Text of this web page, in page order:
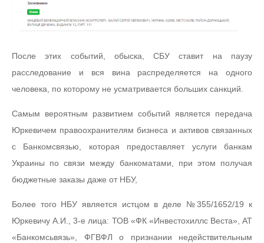
После этих событий, обыска, СБУ ставит на паузу
расследование и вся вина распределяется на одного
человека, по которому не усматривается больших санкций.
Самым вероятным развитием событий является передача
Юркевичем правоохранителям бизнеса и активов связанных
с Банкомсвязью, которая предоставляет услуги банкам
Украины по связи между банкоматами, при этом получая
бюджетные заказы даже от НБУ,
Более того НБУ является истцом в деле №355/1652/19 к
Юркевичу А.И., 3-е лица: ТОВ «ФК «Инвестохиллс Веста», АТ
«Банкомсьвязь», ФГВФЛ о признании недействительным